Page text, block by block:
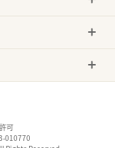
可
010770